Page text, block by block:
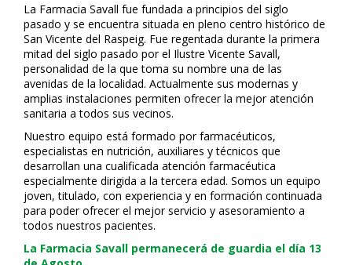
La Farmacia Savall fue fundada a principios del siglo
pasado y se encuentra situada en pleno centro histórico de
San Vicente del Raspeig. Fue regentada durante la primera
mitad del siglo pasado por el Ilustre Vicente Savall,
personalidad de la que toma su nombre una de las
avenidas de la localidad. Actualmente sus modernas y
amplias instalaciones permiten ofrecer la mejor atención
sanitaria a todos sus vecinos.
Nuestro equipo está formado por farmacéuticos,
especialistas en nutrición, auxiliares y técnicos que
desarrollan una cualificada atención farmacéutica
especialmente dirigida a la tercera edad. Somos un equipo
joven, titulado, con experiencia y en formación continuada
para poder ofrecer el mejor servicio y asesoramiento a
todos nuestros pacientes.
La Farmacia Savall permanecerá de guardia el día 13